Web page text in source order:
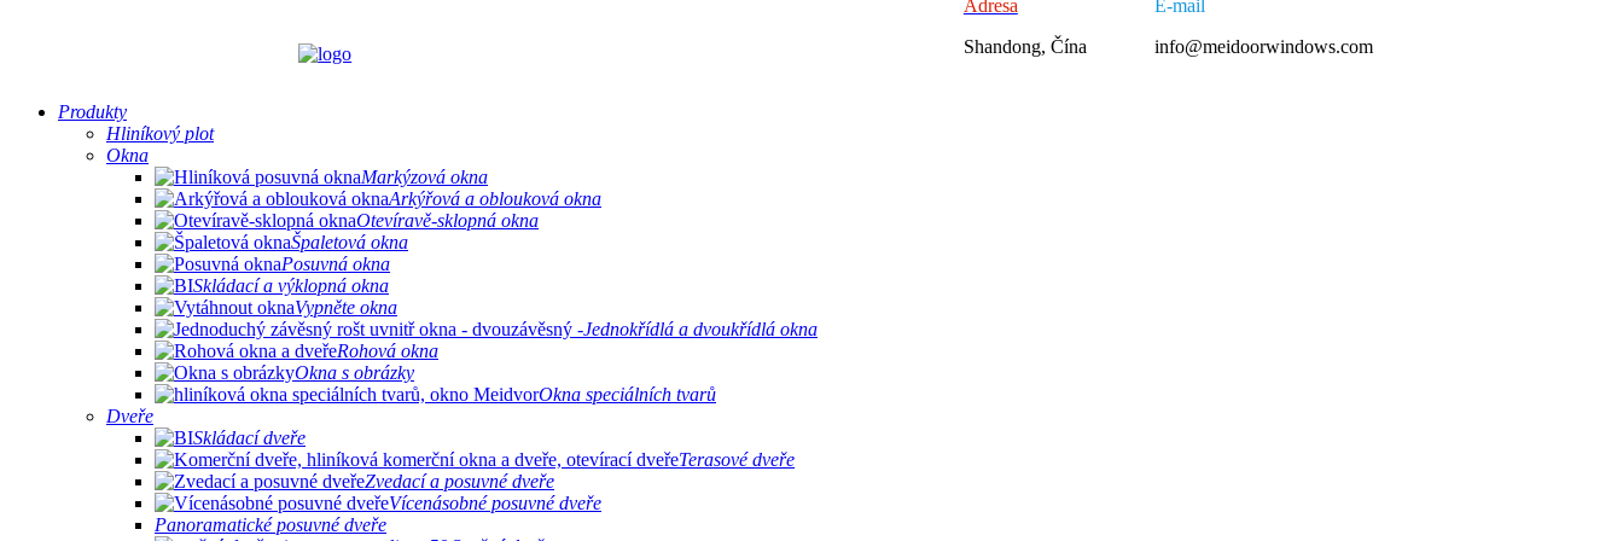
Adresa
Shandong, Čína
E-mail
info@meidoorwindows.com
Produkty
Hliníkový plot
Okna
Markýzová okna
Arkýřová a oblouková okna
Otevíravě-sklopná okna
Špaletová okna
Posuvná okna
Skládací a výklopná okna
Vypněte okna
Jednokřídlá a dvoukřídlá okna
Rohová okna
Okna s obrázky
Okna speciálních tvarů
Dveře
Skládací dveře
Terasové dveře
Zvedací a posuvné dveře
Vícenásobné posuvné dveře
Panoramatické posuvné dveře